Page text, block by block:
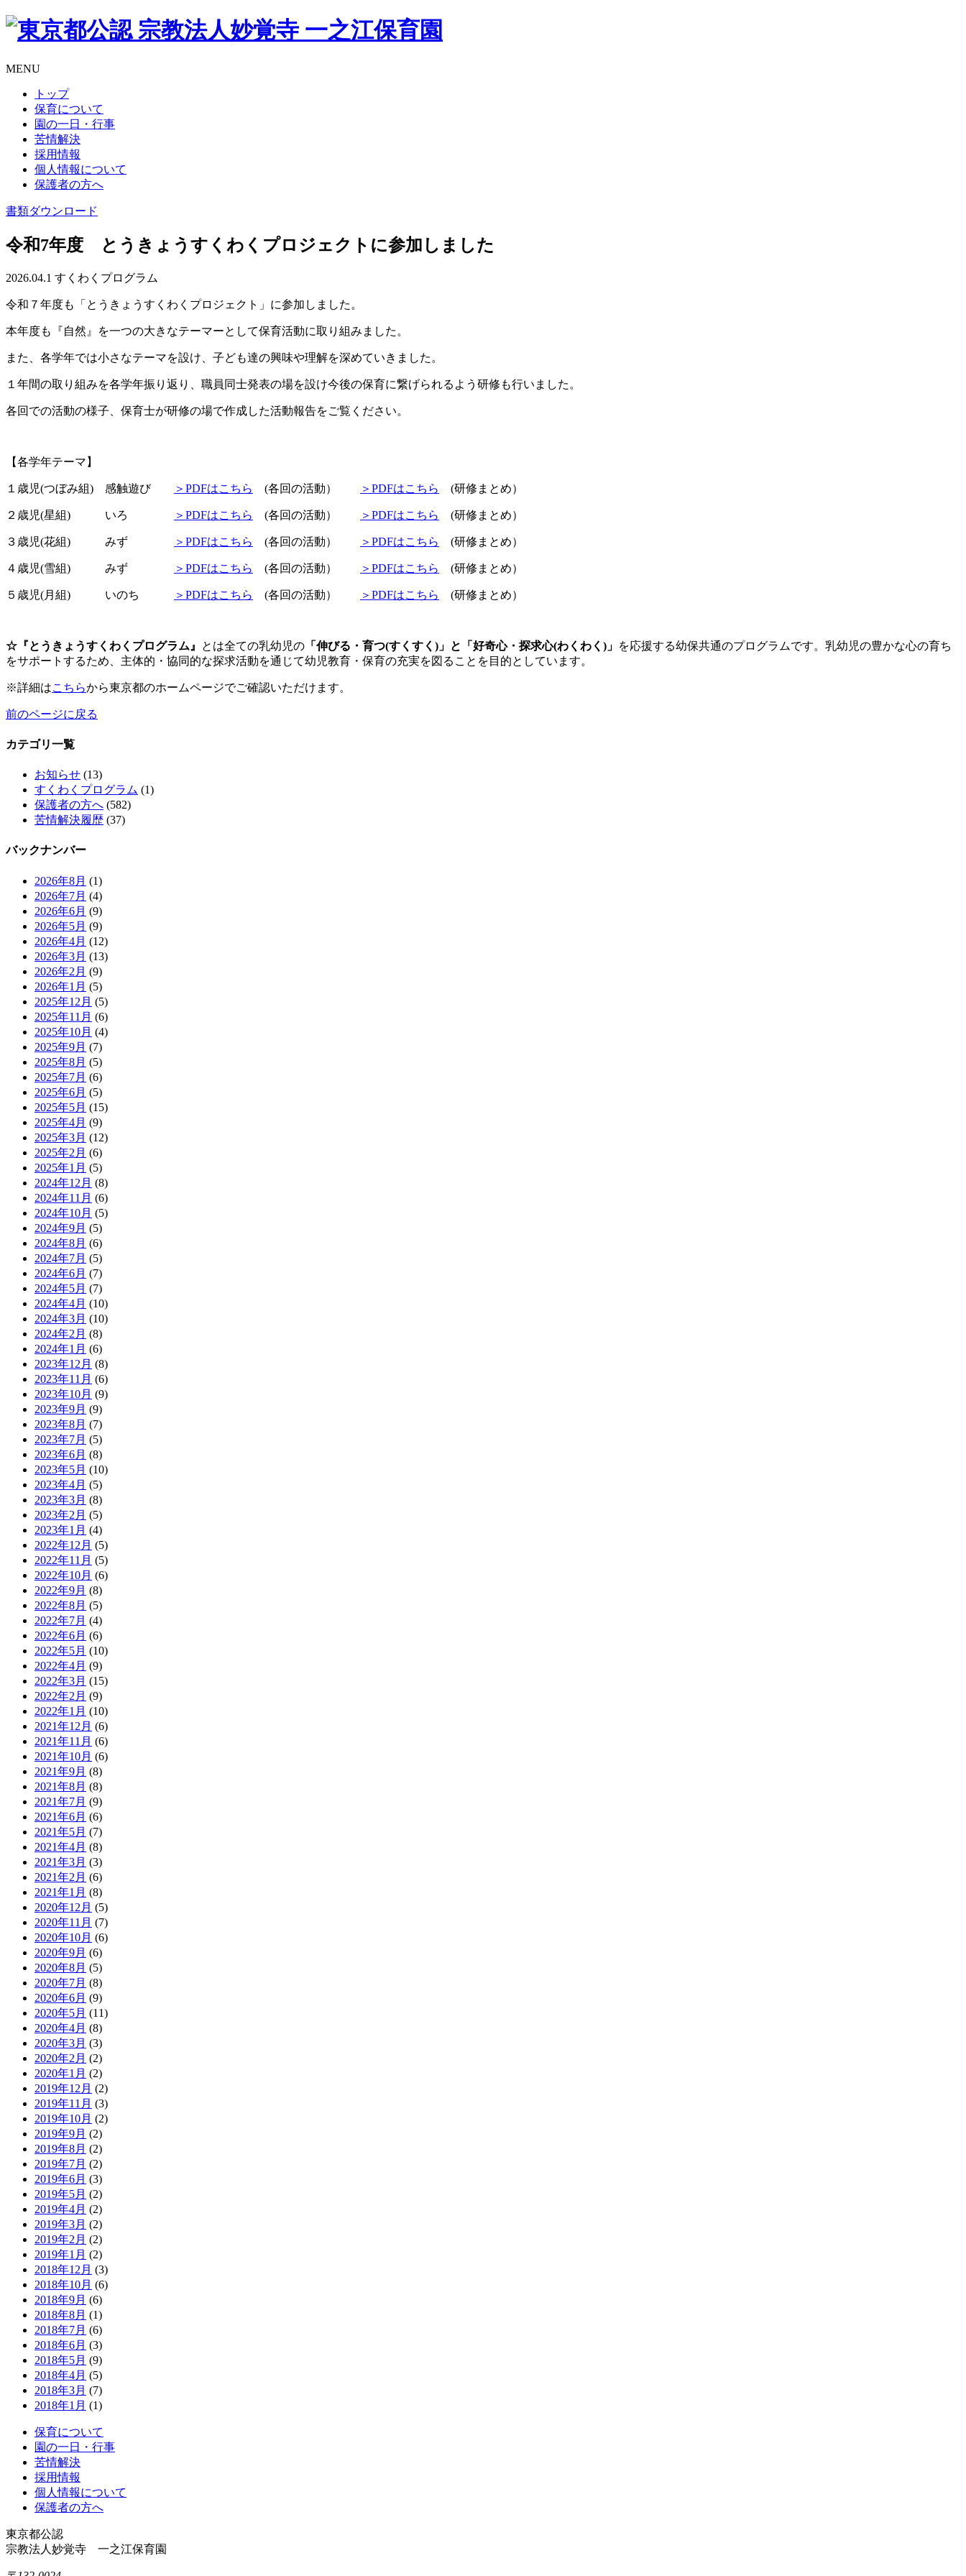
MENU
トップ
保育について
園の一日・行事
苦情解決
採用情報
個人情報について
保護者の方へ
書類ダウンロード
令和7年度 とうきょうすくわくプロジェクトに参加しました
2026.04.1 すくわくプログラム
令和７年度も「とうきょうすくわくプロジェクト」に参加しました。
本年度も『自然 』を一つの大きなテーマーとして保育活動に取り組みました。
また、各学年では小さなテーマを設け、子ども達の興味や理解を深めていきました。
１年間の取り組みを各学年振り返り、職員同士発表の場を設け今後の保育に繋げられるよう研修も行いました。
各回での活動の様子、保育士が研修の場で作成した活動報告をご覧ください。
【各学年テーマ】
１歳児(つぼみ組) 感触遊び ＞PDFはこちら (各回の活動） ＞PDFはこちら (研修まとめ）
２歳児(星組) いろ ＞PDFはこちら (各回の活動） ＞PDFはこちら (研修まとめ）
３歳児(花組) みず ＞PDFはこちら (各回の活動） ＞PDFはこちら (研修まとめ）
４歳児(雪組) みず ＞PDFはこちら (各回の活動） ＞PDFはこちら (研修まとめ）
５歳児(月組) いのち ＞PDFはこちら (各回の活動） ＞PDFはこちら (研修まとめ）
☆『とうきょうすくわくプログラム』 とは全ての乳幼児の 「伸びる・育つ(すくすく)」と「好奇心・探求心(わくわく)」 を応援する幼保共通のプログラムです。乳幼児の豊かな心の育ち
をサポートするため、主体的・協同的な探求活動を通じて幼児教育・保育の充実を図ることを目的としています。
※詳細はこちらから東京都のホームページでご確認いただけます。
前のページに戻る
カテゴリ一覧
お知らせ (13)
すくわくプログラム (1)
保護者の方へ (582)
苦情解決履歴 (37)
バックナンバー
2026年8月 (1)
2026年7月 (4)
2026年6月 (9)
2026年5月 (9)
2026年4月 (12)
2026年3月 (13)
2026年2月 (9)
2026年1月 (5)
2025年12月 (5)
2025年11月 (6)
2025年10月 (4)
2025年9月 (7)
2025年8月 (5)
2025年7月 (6)
2025年6月 (5)
2025年5月 (15)
2025年4月 (9)
2025年3月 (12)
2025年2月 (6)
2025年1月 (5)
2024年12月 (8)
2024年11月 (6)
2024年10月 (5)
2024年9月 (5)
2024年8月 (6)
2024年7月 (5)
2024年6月 (7)
2024年5月 (7)
2024年4月 (10)
2024年3月 (10)
2024年2月 (8)
2024年1月 (6)
2023年12月 (8)
2023年11月 (6)
2023年10月 (9)
2023年9月 (9)
2023年8月 (7)
2023年7月 (5)
2023年6月 (8)
2023年5月 (10)
2023年4月 (5)
2023年3月 (8)
2023年2月 (5)
2023年1月 (4)
2022年12月 (5)
2022年11月 (5)
2022年10月 (6)
2022年9月 (8)
2022年8月 (5)
2022年7月 (4)
2022年6月 (6)
2022年5月 (10)
2022年4月 (9)
2022年3月 (15)
2022年2月 (9)
2022年1月 (10)
2021年12月 (6)
2021年11月 (6)
2021年10月 (6)
2021年9月 (8)
2021年8月 (8)
2021年7月 (9)
2021年6月 (6)
2021年5月 (7)
2021年4月 (8)
2021年3月 (3)
2021年2月 (6)
2021年1月 (8)
2020年12月 (5)
2020年11月 (7)
2020年10月 (6)
2020年9月 (6)
2020年8月 (5)
2020年7月 (8)
2020年6月 (9)
2020年5月 (11)
2020年4月 (8)
2020年3月 (3)
2020年2月 (2)
2020年1月 (2)
2019年12月 (2)
2019年11月 (3)
2019年10月 (2)
2019年9月 (2)
2019年8月 (2)
2019年7月 (2)
2019年6月 (3)
2019年5月 (2)
2019年4月 (2)
2019年3月 (2)
2019年2月 (2)
2019年1月 (2)
2018年12月 (3)
2018年10月 (6)
2018年9月 (6)
2018年8月 (1)
2018年7月 (6)
2018年6月 (3)
2018年5月 (9)
2018年4月 (5)
2018年3月 (7)
2018年1月 (1)
保育について
園の一日・行事
苦情解決
採用情報
個人情報について
保護者の方へ
東京都公認
宗教法人妙覚寺 一之江保育園